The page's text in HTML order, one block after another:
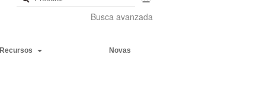
Busca avanzada
Recursos Novas